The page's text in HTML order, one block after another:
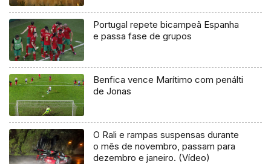
Portugal repete bicampeã Espanha
e passa fase de grupos
Benfica vence Marítimo com penálti
de Jonas
O Rali e rampas suspensas durante
o mês de novembro, passam para
dezembro e janeiro. (Vídeo)